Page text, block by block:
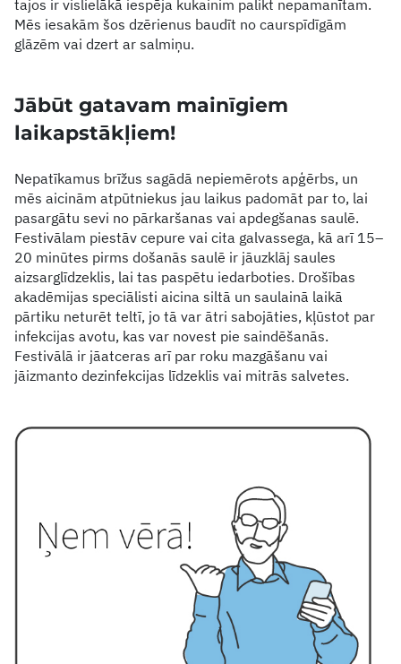
tajos ir vislielākā iespēja kukainim palikt nepamanītam.
Mēs iesakām šos dzērienus baudīt no caurspīdīgām
glāzēm vai dzert ar salmiņu.
Jābūt gatavam mainīgiem
laikapstākļiem!
Nepatīkamus brīžus sagādā nepiemērots apģērbs, un
mēs aicinām atpūtniekus jau laikus padomāt par to, lai
pasargātu sevi no pārkaršanas vai apdegšanas saulē.
Festivālam piestāv cepure vai cita galvassega, kā arī 15–
20 minūtes pirms došanās saulē ir jāuzklāj saules
aizsarglīdzeklis, lai tas paspētu iedarboties. Drošības
akadēmijas speciālisti aicina siltā un saulainā laikā
pārtiku neturēt teltī, jo tā var ātri sabojāties, kļūstot par
infekcijas avotu, kas var novest pie saindēšanās.
Festivālā ir jāatceras arī par roku mazgāšanu vai
jāizmanto dezinfekcijas līdzeklis vai mitrās salvetes.